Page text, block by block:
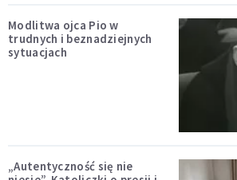
Modlitwa ojca Pio w
trudnych i beznadziejnych
sytuacjach
„Autentyczność się nie